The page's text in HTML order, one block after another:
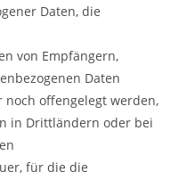
Daten, die
von Empfängern,
Daten
offengelegt werden,
in Drittländern oder bei
für die die